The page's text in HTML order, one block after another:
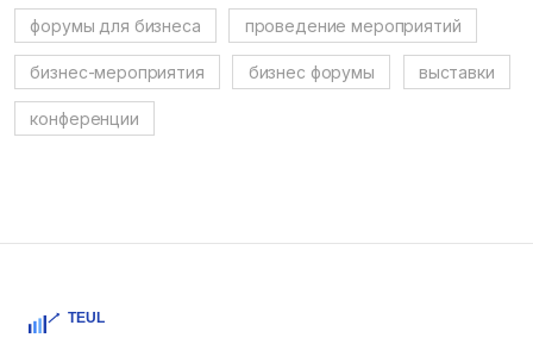
форумы для бизнеса проведение мероприятий
бизнес-мероприятия бизнес форумы выставки
конференции